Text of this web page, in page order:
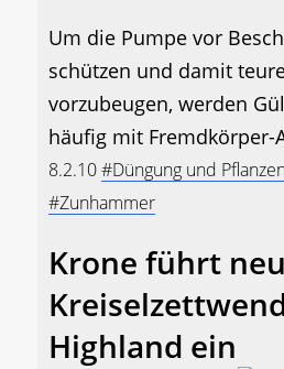
Um die Pumpe vor
schützen und damit
vorzubeugen, werden
häufig mit Fremdkörper-
8.2.10#Düngung und
#Zunhammer
Krone führt
Highland ein